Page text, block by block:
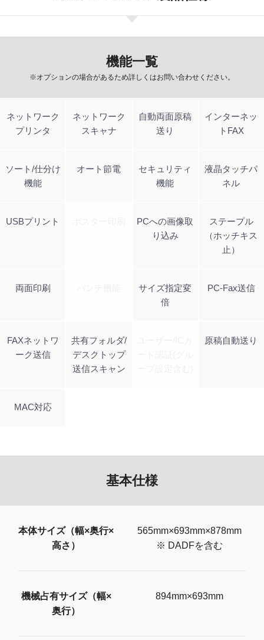
機能一覧
※オプションの場合があるため詳しくはお問い合わせください。
ネットワーク
プリンタ
ネットワーク
スキャナ
自動両面原稿
送り
インターネッ
トFAX
ソート/仕分け
機能
オート節電
セキュリティ
機能
液晶タッチパ
ネル
USBプリント
PCへの画像取
り込み
ステープル
（ホッチキス
止）
両面印刷
サイズ指定変
倍
PC-Fax送信
FAXネットワ
ーク送信
共有フォルダ/
デスクトップ
送信スキャン
原稿自動送り
MAC対応
基本仕様
本体サイズ（幅×奥行×
高さ）
565mm×693mm×878mm
※ DADFを含む
機械占有サイズ（幅×
奥行）
894mm×693mm